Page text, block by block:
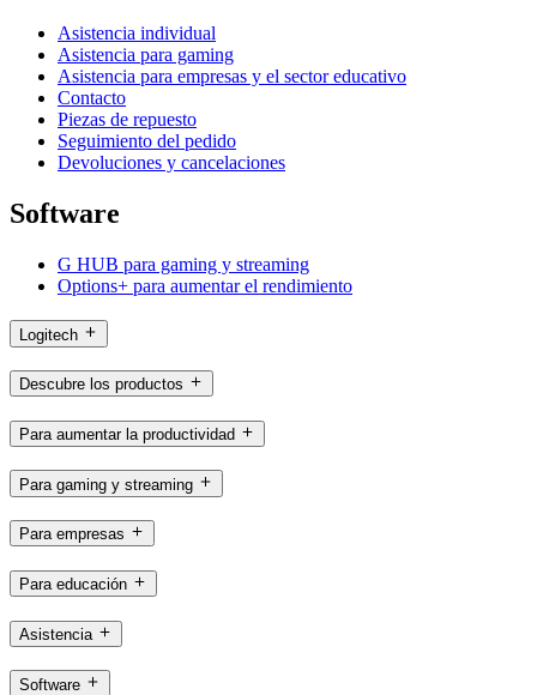
Asistencia individual
Asistencia para gaming
Asistencia para empresas y el sector educativo
Contacto
Piezas de repuesto
Seguimiento del pedido
Devoluciones y cancelaciones
Software
G HUB para gaming y streaming
Options+ para aumentar el rendimiento
Logitech
Descubre los productos
Para aumentar la productividad
Para gaming y streaming
Para empresas
Para educación
Asistencia
Software